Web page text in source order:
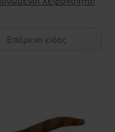
Επόμενο είδος